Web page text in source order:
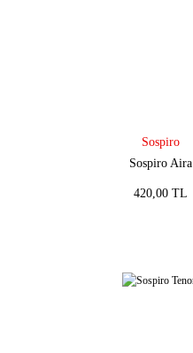
Sospiro
Sospiro Aira
420,00 TL